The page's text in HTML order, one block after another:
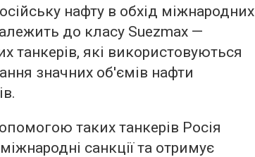
нафту в обхід міжнародних
до класу Suezmax —
танкерів, які використовуються
значних об'ємів нафти
таких танкерів Росія
санкції та отримує